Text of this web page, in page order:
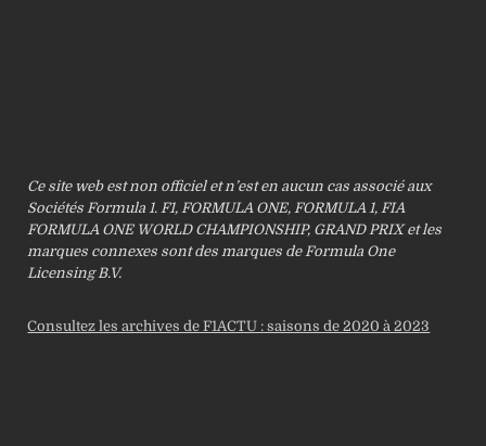
Ce site web est non officiel et n’est en aucun cas associé aux
Sociétés Formula 1. F1, FORMULA ONE, FORMULA 1, FIA
FORMULA ONE WORLD CHAMPIONSHIP, GRAND PRIX et les
marques connexes sont des marques de Formula One
Licensing B.V.
Consultez les archives de F1ACTU : saisons de 2020 à 2023